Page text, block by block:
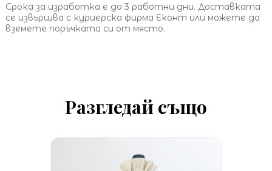
Срока за изработка е до 3 работни дни. Доставката
се извършва с куриерска фирма Еконт или можете да
вземете поръчката си от място.
Разгледай също